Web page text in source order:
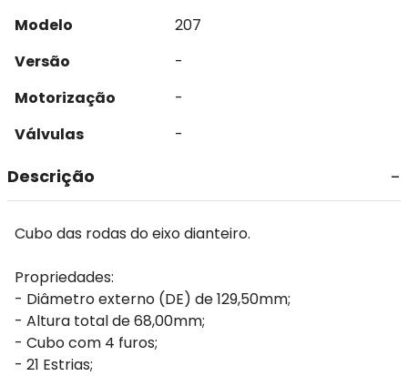
Modelo
207
Versão
-
Motorização
-
Válvulas
-
Descrição
Cubo das rodas do eixo dianteiro.
Propriedades:
- Diâmetro externo (DE) de 129,50mm;
- Altura total de 68,00mm;
- Cubo com 4 furos;
- 21 Estrias;